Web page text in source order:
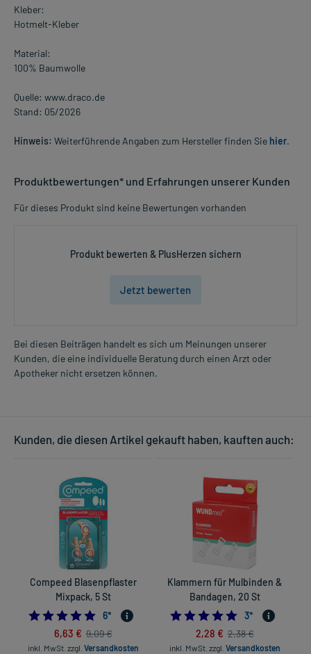
Kleber:
Hotmelt-Kleber
Material:
100% Baumwolle
Quelle: www.draco.de
Stand: 05/2026
Hinweis: Weiterführende Angaben zum Hersteller finden Sie hier.
Produktbewertungen* und Erfahrungen unserer Kunden
Für dieses Produkt sind keine Bewertungen vorhanden
Produkt bewerten & PlusHerzen sichern
Jetzt bewerten
Bei diesen Beiträgen handelt es sich um Meinungen unserer
Kunden, die eine individuelle Beratung durch einen Arzt oder
Apotheker nicht ersetzen können.
Kunden, die diesen Artikel gekauft haben, kauften auch:
Compeed Blasenpflaster
Mixpack, 5 St
5.0
6*
6,63 € 9,09 €
inkl. MwSt. zzgl. Versandkosten
Klammern für Mulbinden &
Bandagen, 20 St
5.0
3*
2,28 € 2,38 €
inkl. MwSt. zzgl. Versandkosten